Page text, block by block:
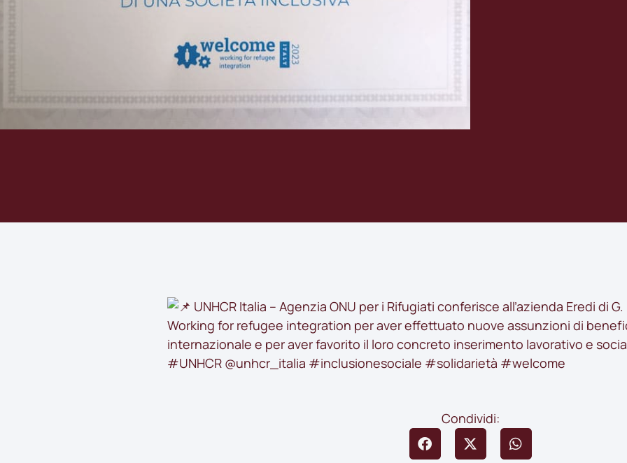
UNHCR Italia – Agenzia ONU per i Rifugiati conferisce all’azienda Eredi di
Working for refugee integration per aver effettuato nuove assunzioni di
internazionale e per aver favorito il loro concreto inserimento lavorativo e
#UNHCR @unhcr_italia #inclusionesociale #solidarietà #welcome
Condividi: